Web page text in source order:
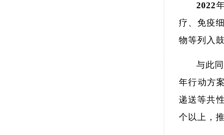
2022
疗、免疫
物等列入
与此
年行动方
递送等共
个以上，